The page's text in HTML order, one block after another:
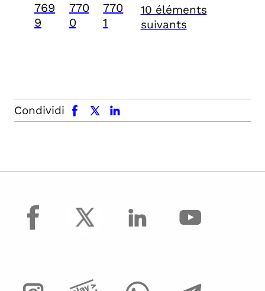
769
9
770
0
770
1
10 éléments
suivants
Condividi
facebook x.com linkedin
facebook